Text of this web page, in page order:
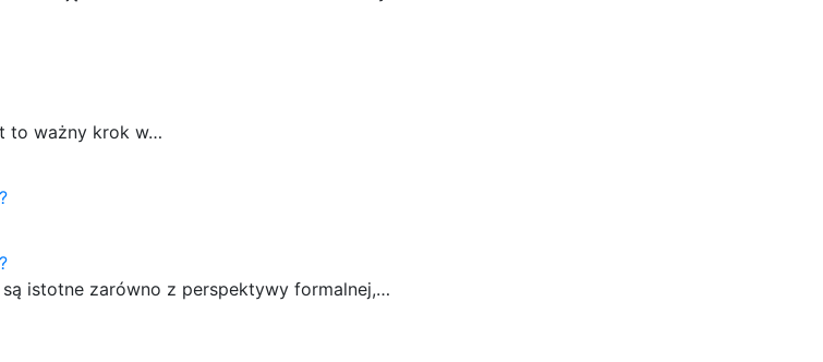
to ważny krok w…
istotne zarówno z perspektywy formalnej,…